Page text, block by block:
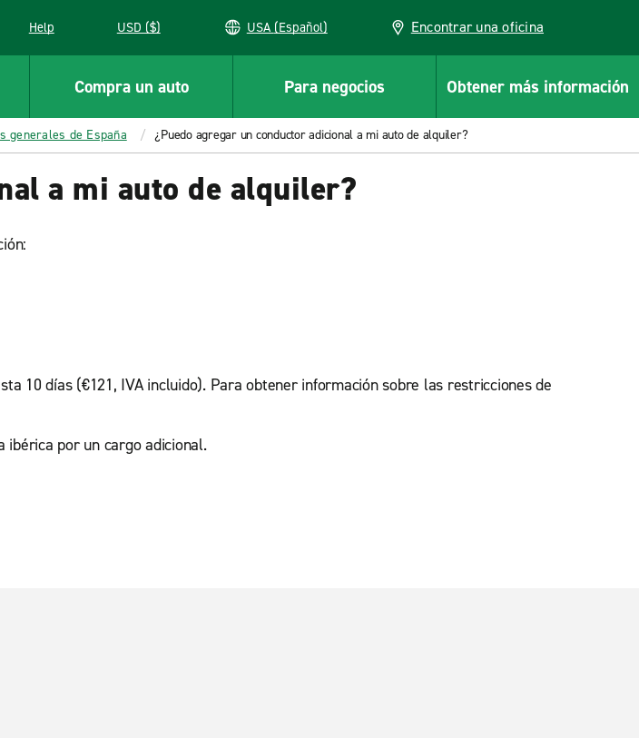
Help USD ($) USA (Español) Encontrar una oficina
Compra un auto Para negocios Obtener más información
generales de España ¿Puedo agregar un conductor adicional a mi auto de alquiler?
a mi auto de alquiler?
10 días (€121, IVA incluido). Para obtener información sobre las restricciones de
ibérica por un cargo adicional.